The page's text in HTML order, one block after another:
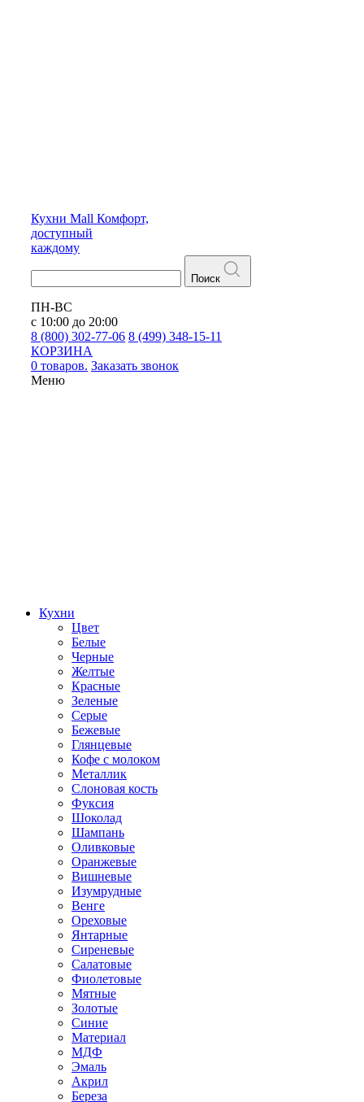
Кухни Mall Комфорт,
доступный
каждому
Поиск
ПН-ВС
с 10:00 до 20:00
8 (800) 302-77-06 8 (499) 348-15-11
КОРЗИНА
0 товаров. Заказать звонок
Меню
Кухни
Цвет
Белые
Черные
Желтые
Красные
Зеленые
Серые
Бежевые
Глянцевые
Кофе с молоком
Металлик
Слоновая кость
Фуксия
Шоколад
Шампань
Оливковые
Оранжевые
Вишневые
Изумрудные
Венге
Ореховые
Янтарные
Сиреневые
Салатовые
Фиолетовые
Мятные
Золотые
Синие
Материал
МДФ
Эмаль
Акрил
Береза